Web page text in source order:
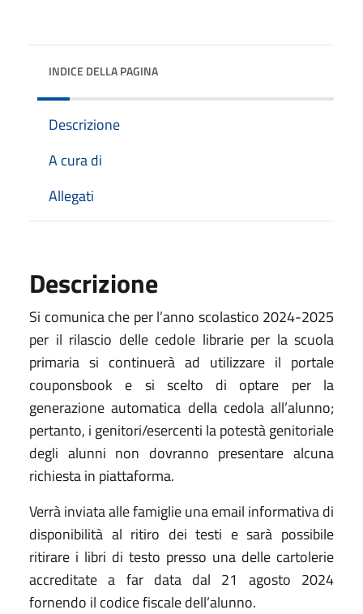
INDICE DELLA PAGINA
Descrizione
A cura di
Allegati
Descrizione
Si comunica che per l’anno scolastico 2024-2025
per il rilascio delle cedole librarie per la scuola
primaria si continuerà ad utilizzare il portale
couponsbook e si scelto di optare per la
generazione automatica della cedola all’alunno;
pertanto, i genitori/esercenti la potestà genitoriale
degli alunni non dovranno presentare alcuna
richiesta in piattaforma.
Verrà inviata alle famiglie una email informativa di
disponibilità al ritiro dei testi e sarà possibile
ritirare i libri di testo presso una delle cartolerie
accreditate a far data dal 21 agosto 2024
fornendo il codice fiscale dell’alunno.